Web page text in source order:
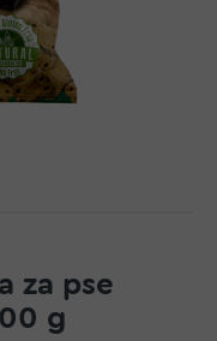
za pse
g